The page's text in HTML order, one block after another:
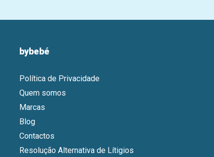
bybebé
Política de Privacidade
Quem somos
Marcas
Blog
Contactos
Resolução Alternativa de Lítigios